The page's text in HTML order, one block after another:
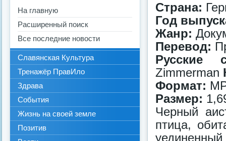
Страна:
Год
Жанр:
Перевод:
Русские
Zimmerman
Формат:
Размер:
Черный
птица,
На главную
Расширенный поиск
Все последние новости
Славянская Культура
Тренажёр ПравИло
Здрава
События
Жизнь на своей земле
Позитив